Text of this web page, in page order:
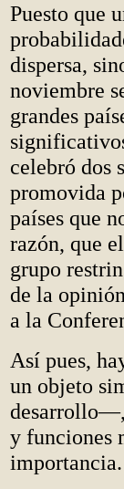
Puesto que
dispersa,
noviembre
grandes
celebró dos
promovida
países que
razón, que
grupo
de la
a la
Así pues,
un objeto
desarrollo—,
y funciones
importancia.